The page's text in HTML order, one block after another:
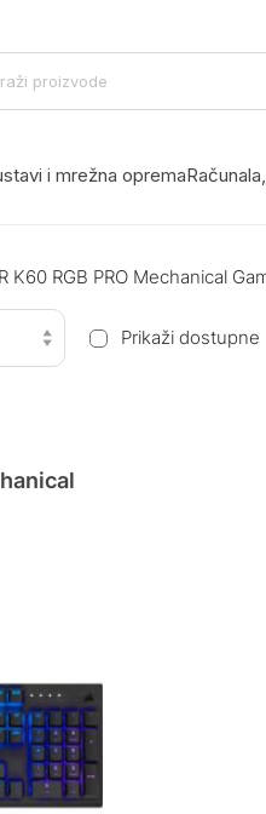
i mrežna oprema
K60 RGB PRO Mechanical
Prikaži dostupne